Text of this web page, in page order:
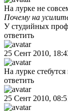
На лурке не
Почему на
У студийных
ответить
25 Сент 2010,
На лурке
ответить
25 Сент 2010,